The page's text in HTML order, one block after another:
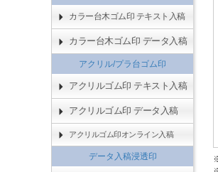
カラー台木ゴム印 テキスト入稿
カラー台木ゴム印 データ入稿
アクリル/プラ台ゴム印
アクリルゴム印 テキスト入稿
アクリルゴム印 データ入稿
アクリルゴム印オンライン入稿
データ入稿浸透印